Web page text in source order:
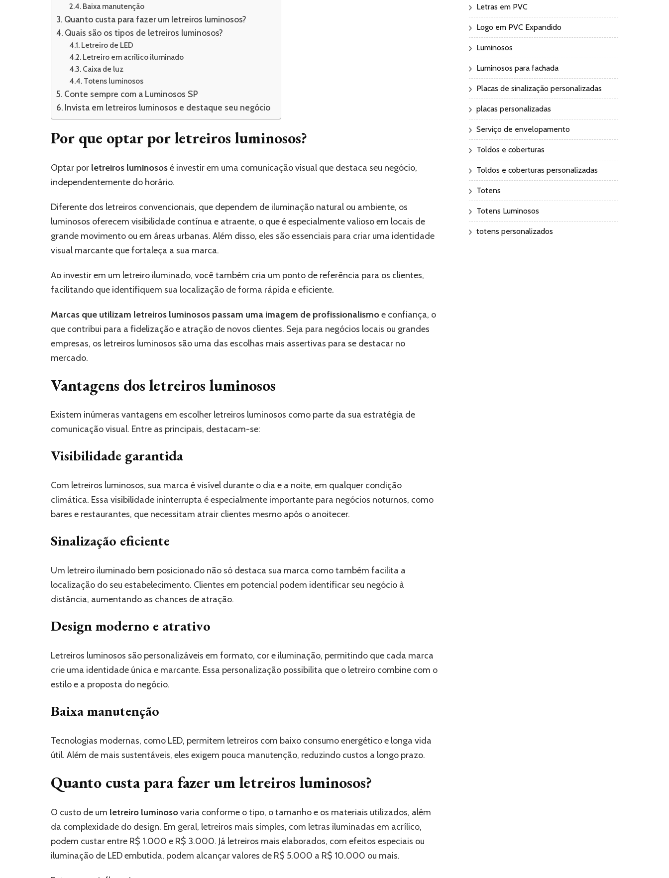
Baixa manutenção
Quanto custa para fazer um letreiros luminosos?
Quais são os tipos de letreiros luminosos?
Letreiro de LED
Letreiro em acrílico iluminado
Caixa de luz
Totens luminosos
Conte sempre com a Luminosos SP
Invista em letreiros luminosos e destaque seu negócio
Por que optar por letreiros luminosos?
Optar por letreiros luminososé investir em uma comunicação visual que destaca seu negócio,
independentemente do horário.
Diferente dos letreiros convencionais, que dependem de iluminação natural ou ambiente, os
luminosos oferecem visibilidade contínua e atraente, o que é especialmente valioso em locais de
grande movimento ou em áreas urbanas. Além disso, eles são essenciais para criar uma identidade
visual marcante que fortaleça a sua marca.
Ao investir em um letreiro iluminado, você também cria um ponto de referência para os clientes,
facilitando que identifiquem sua localização de forma rápida e eficiente.
Marcas que utilizam letreiros luminosos passam uma imagem de profissionalismoe confiança, o
que contribui para a fidelização e atração de novos clientes. Seja para negócios locais ou grandes
empresas, os letreiros luminosos são uma das escolhas mais assertivas para se destacar no
mercado.
Vantagens dos letreiros luminosos
Existem inúmeras vantagens em escolher letreiros luminosos como parte da sua estratégia de
comunicação visual. Entre as principais, destacam-se:
Visibilidade garantida
Com letreiros luminosos, sua marca é visível durante o dia e a noite, em qualquer condição
climática. Essa visibilidade ininterrupta é especialmente importante para negócios noturnos, como
bares e restaurantes, que necessitam atrair clientes mesmo após o anoitecer.
Sinalização eficiente
Um letreiro iluminado bem posicionado não só destaca sua marca como também facilita a
localização do seu estabelecimento. Clientes em potencial podem identificar seu negócio à
distância, aumentando as chances de atração.
Design moderno e atrativo
Letreiros luminosos são personalizáveis em formato, cor e iluminação, permitindo que cada marca
crie uma identidade única e marcante. Essa personalização possibilita que o letreiro combine com o
estilo e a proposta do negócio.
Baixa manutenção
Tecnologias modernas, como LED, permitem letreiros com baixo consumo energético e longa vida
útil. Além de mais sustentáveis, eles exigem pouca manutenção, reduzindo custos a longo prazo.
Quanto custa para fazer um letreiros luminosos?
O custo de um letreiro luminosovaria conforme o tipo, o tamanho e os materiais utilizados, além
da complexidade do design. Em geral, letreiros mais simples, com letras iluminadas em acrílico,
podem custar entre R$ 1.000 e R$ 3.000. Já letreiros mais elaborados, com efeitos especiais ou
iluminação de LED embutida, podem alcançar valores de R$ 5.000 a R$ 10.000 ou mais.
Letras em PVC
Logo em PVC Expandido
Luminosos
Luminosos para fachada
Placas de sinalização personalizadas
placas personalizadas
Serviço de envelopamento
Toldos e coberturas
Toldos e coberturas personalizadas
Totens
Totens Luminosos
totens personalizados